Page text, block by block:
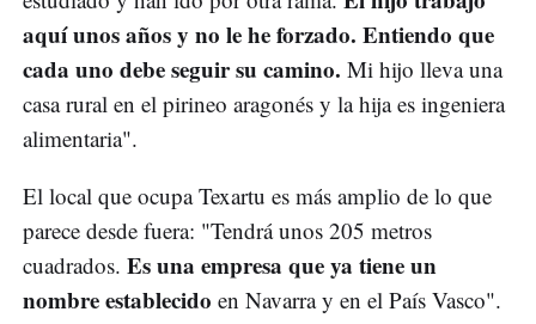
aquí unos años y no le he forzado. Entiendo que
cada uno debe seguir su camino. Mi hijo lleva una
casa rural en el pirineo aragonés y la hija es ingeniera
alimentaria".
El local que ocupa Texartu es más amplio de lo que
parece desde fuera: "Tendrá unos 205 metros
cuadrados. Es una empresa que ya tiene un
nombre establecido en Navarra y en el País Vasco".